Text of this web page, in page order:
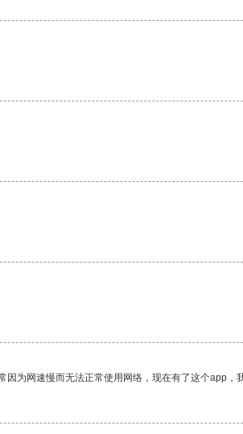
为网速慢而无法正常使用网络，现在有了这个app，